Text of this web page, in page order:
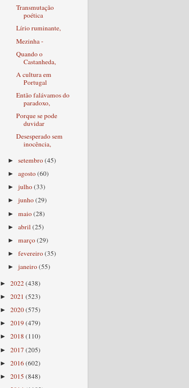
Transmutação
poética
Lírio ruminante,
Mezinha -
Quando o
Castanheda,
A cultura em
Portugal
Então falávamos do
paradoxo,
Porque se pode
duvidar
Desesperado sem
inocência,
►setembro(45)
►agosto(60)
►julho(33)
►junho(29)
►maio(28)
►abril(25)
►março(29)
►fevereiro(35)
►janeiro(55)
► 2022(438)
► 2021 (523)
► 2020(575)
► 2019(479)
► 2018 (110)
► 2017 (205)
► 2016(602)
► 2015 (848)